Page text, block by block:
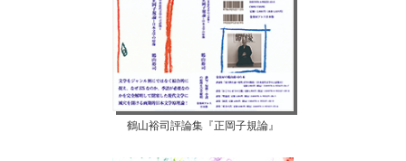
鶴山裕司評論集『正岡子規論』